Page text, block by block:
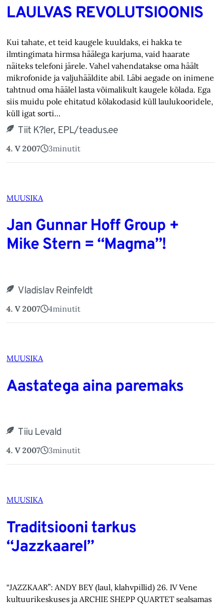
LAULVAS REVOLUTSIOONIS
Kui tahate, et teid kaugele kuuldaks, ei hakka te
ilmtingimata hirmsa häälega karjuma, vaid haarate
näiteks telefoni järele. Vahel vahendatakse oma häält
mikrofonide ja valjuhääldite abil. Läbi aegade on inimene
tahtnud oma häälel lasta võimalikult kaugele kõlada. Ega
siis muidu pole ehitatud kõlakodasid küll laulukooridele,
küll igat sorti…
Tiit K?ler, EPL/teadus.ee
4. V 2007 3minutit
MUUSIKA
Jan Gunnar Hoff Group +
Mike Stern = “Magma”!
Vladislav Reinfeldt
4. V 2007 4minutit
MUUSIKA
Aastatega aina paremaks
Tiiu Levald
4. V 2007 3minutit
MUUSIKA
Traditsiooni tarkus
“Jazzkaarel”
“JAZZKAAR”: ANDY BEY (laul, klahvpillid) 26. IV Vene
kultuurikeskuses ja ARCHIE SHEPP QUARTET sealsamas